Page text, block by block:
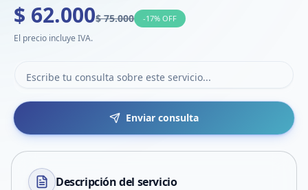
$ 62.000$ 75.000 -17% OFF
El precio incluye IVA.
Enviar consulta
Descripción del servicio